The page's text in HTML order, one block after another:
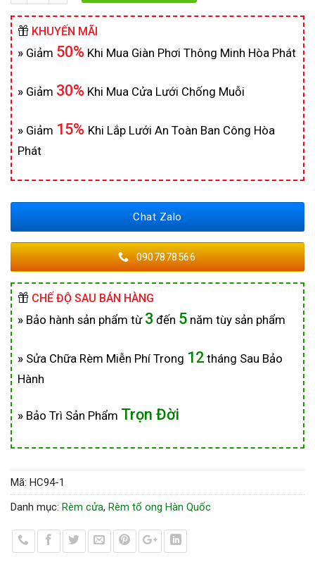
KHUYẾN MÃI
» Giảm 50% Khi Mua Giàn Phơi Thông Minh Hòa Phát
» Giảm 30% Khi Mua Cửa Lưới Chống Muỗi
» Giảm 15% Khi Lắp Lưới An Toàn Ban Công Hòa
Phát
Chat Zalo
0907878566
CHẾ ĐỘ SAU BÁN HÀNG
» Bảo hành sản phẩm từ 3 đến 5 năm tùy sản phẩm
» Sửa Chữa Rèm Miễn Phí Trong 12 tháng Sau Bảo
Hành
» Bảo Trì Sản Phẩm Trọn Đời
Mã: HC94-1
Danh mục: Rèm cửa, Rèm tổ ong Hàn Quốc